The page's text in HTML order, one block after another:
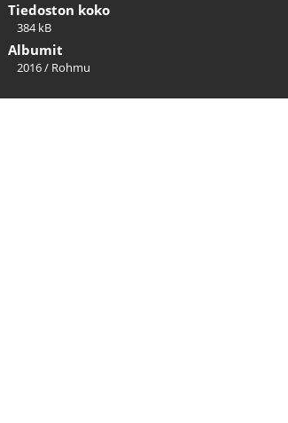
Tiedoston koko
384 kB
Albumit
2016/ Rohmu